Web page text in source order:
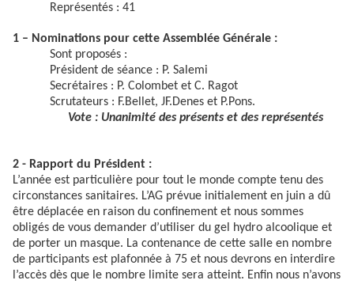
Représentés : 41
1 – Nominations pour cette Assemblée Générale :
Sont proposés :
Président de séance : P. Salemi
Secrétaires : P. Colombet et C. Ragot
Scrutateurs : F.Bellet, JF.Denes et P.Pons.
Vote : Unanimité des présents et des représentés
2 - Rapport du Président :
L’année est particulière pour tout le monde compte tenu des
circonstances sanitaires. L’AG prévue initialement en juin a dû
être déplacée en raison du confinement et nous sommes
obligés de vous demander d’utiliser du gel hydro alcoolique et
de porter un masque. La contenance de cette salle en nombre
de participants est plafonnée à 75 et nous devrons en interdire
l’accès dès que le nombre limite sera atteint. Enfin nous n’avons